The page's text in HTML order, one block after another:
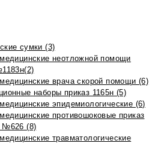
сумки (3)
неотложной помощи
врача скорой помощи (6)
наборы приказ 1165н (5)
эпидемиологические (6)
противошоковые приказ
№626 (8)
травматологические